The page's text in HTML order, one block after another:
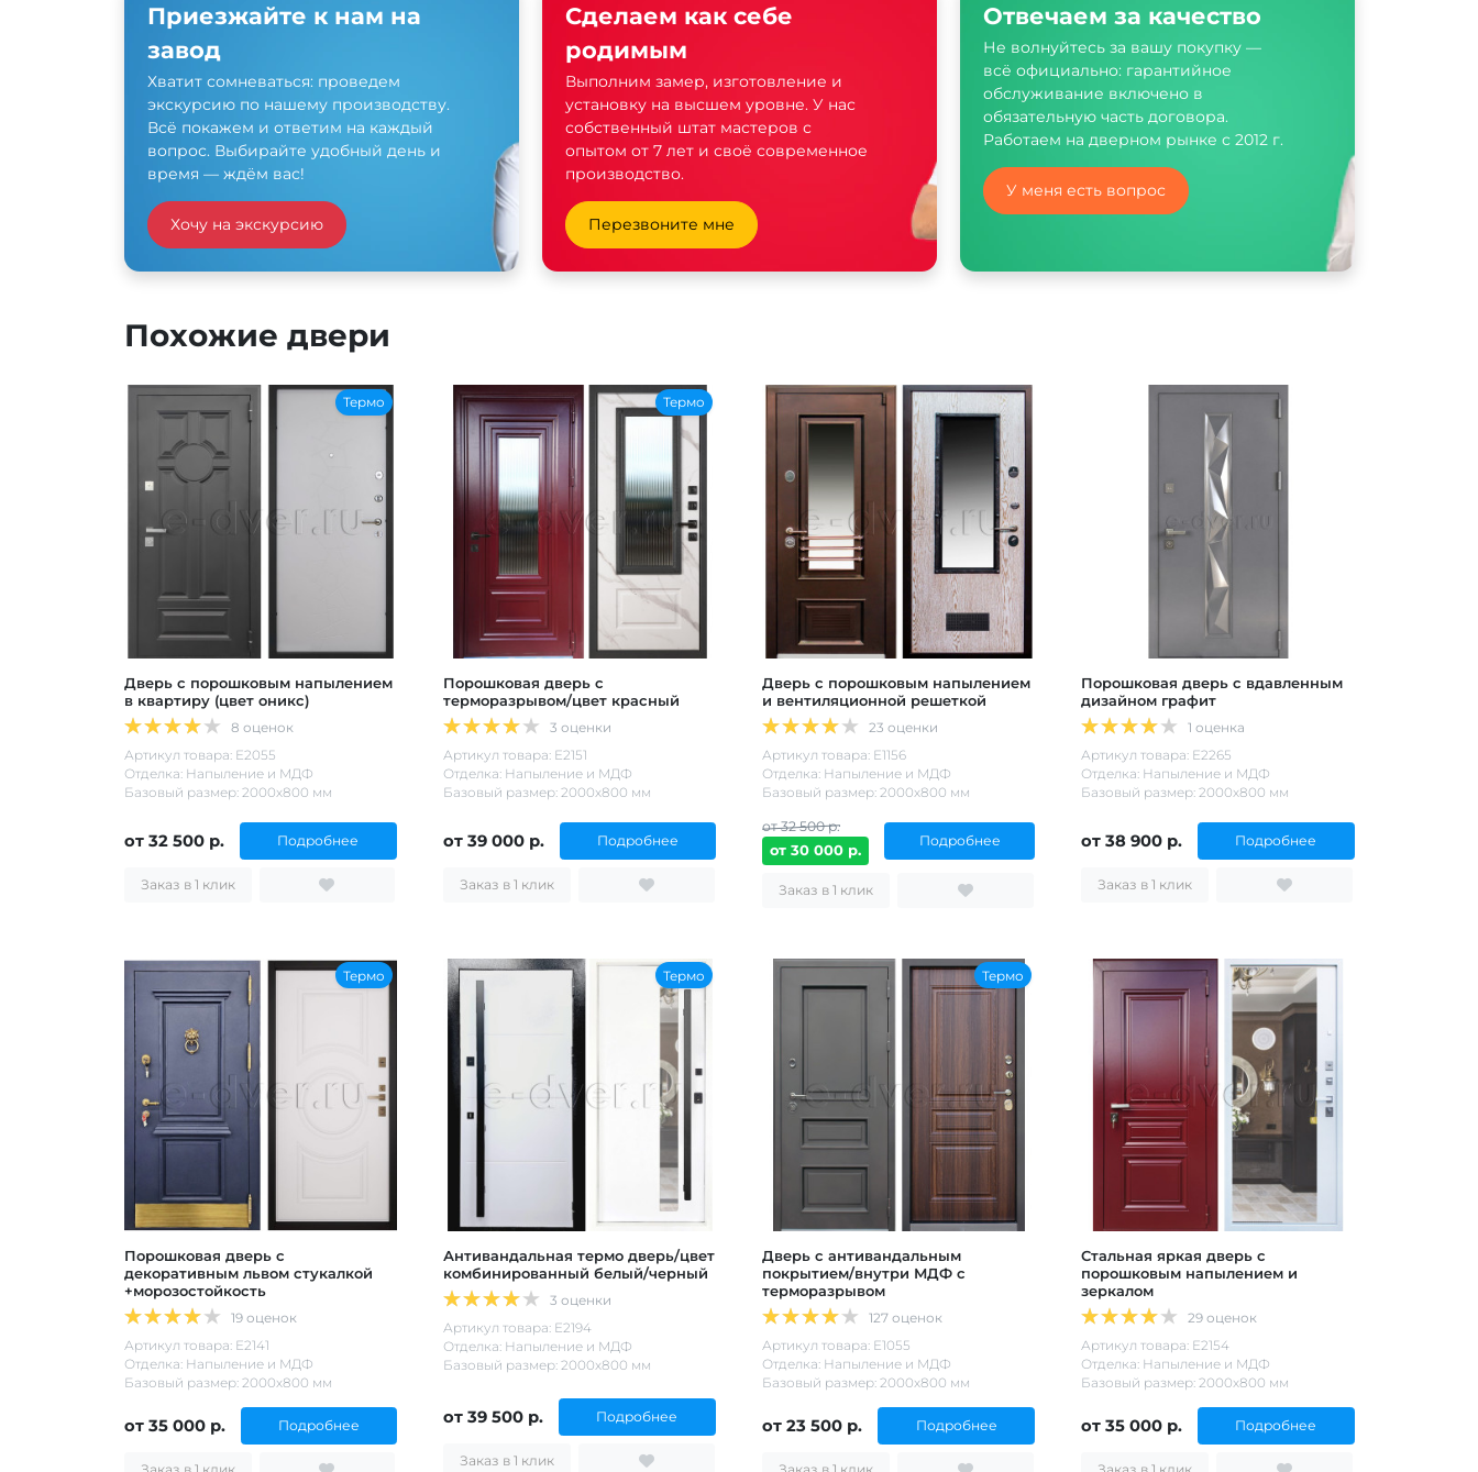
Приезжайте к нам на
завод
Хватит сомневаться: проведем
экскурсию по нашему производству.
Всё покажем и ответим на каждый
вопрос. Выбирайте удобный день и
время — ждём вас!
Хочу на экскурсию
Сделаем как себе
родимым
Выполним замер, изготовление и
установку на высшем уровне. У нас
собственный штат мастеров с
опытом от 7 лет и своё современное
производство.
Перезвоните мне
Отвечаем за качество
Не волнуйтесь за вашу покупку —
всё официально: гарантийное
обслуживание включено в
обязательную часть договора.
Работаем на дверном рынке с 2012 г.
У меня есть вопрос
Похожие двери
Термо
Дверь с порошковым напылением
в квартиру (цвет оникс)
8 оценок
Артикул товара: Е2055
Отделка: Напыление и МДФ
Базовый размер: 2000х800 мм
от 32 500 р. Подробнее
Заказ в 1 клик
Термо
Порошковая дверь с
терморазрывом/цвет красный
3 оценки
Артикул товара: Е2151
Отделка: Напыление и МДФ
Базовый размер: 2000х800 мм
от 39 000 р. Подробнее
Заказ в 1 клик
Дверь с порошковым напылением
и вентиляционной решеткой
23 оценки
Артикул товара: Е1156
Отделка: Напыление и МДФ
Базовый размер: 2000х800 мм
от 32 500 р.
от 30 000 р.
Подробнее
Заказ в 1 клик
Порошковая дверь с вдавленным
дизайном графит
1 оценка
Артикул товара: Е2265
Отделка: Напыление и МДФ
Базовый размер: 2000х800 мм
от 38 900 р. Подробнее
Заказ в 1 клик
Термо
Порошковая дверь с
декоративным львом стукалкой
+морозостойкость
19 оценок
Артикул товара: Е2141
Отделка: Напыление и МДФ
Базовый размер: 2000х800 мм
от 35 000 р. Подробнее
Термо
Антивандальная термо дверь/цвет
комбинированный белый/черный
3 оценки
Артикул товара: Е2194
Отделка: Напыление и МДФ
Базовый размер: 2000х800 мм
от 39 500 р. Подробнее
Заказ в 1 клик
Термо
Дверь с антивандальным
покрытием/внутри МДФ с
терморазрывом
127 оценок
Артикул товара: Е1055
Отделка: Напыление и МДФ
Базовый размер: 2000х800 мм
от 23 500 р. Подробнее
Стальная яркая дверь с
порошковым напылением и
зеркалом
29 оценок
Артикул товара: Е2154
Отделка: Напыление и МДФ
Базовый размер: 2000х800 мм
от 35 000 р. Подробнее